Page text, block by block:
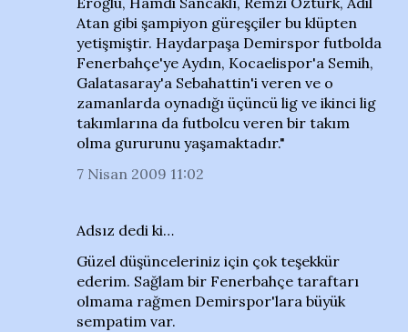
Atan gibi şampiyon güreşçiler bu klüpten
yetişmiştir. Haydarpaşa Demirspor futbolda
Fenerbahçe'ye Aydın, Kocaelispor'a Semih,
Galatasaray'a Sebahattin'i veren ve o
zamanlarda oynadığı üçüncü lig ve ikinci lig
takımlarına da futbolcu veren bir takım
olma gururunu yaşamaktadır."
7 Nisan 2009 11:02
Adsız dedi ki…
Güzel düşünceleriniz için çok teşekkür
ederim. Sağlam bir Fenerbahçe taraftarı
olmama rağmen Demirspor'lara büyük
sempatim var.